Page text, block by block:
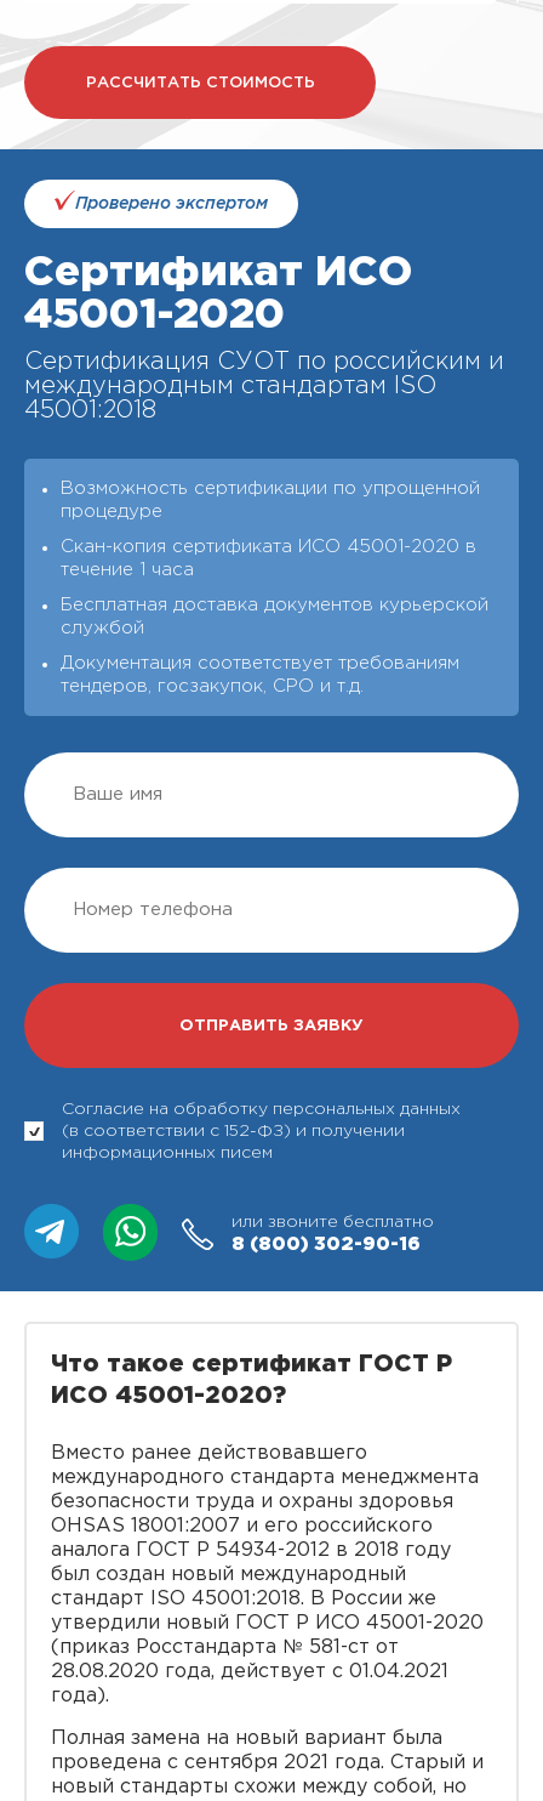
РАССЧИТАТЬ СТОИМОСТЬ
Проверено экспертом
Сертификат ИСО
45001-2020
Сертификация СУОТ по российским и
международным стандартам ISO
45001:2018
Возможность сертификации по упрощенной
процедуре
Скан-копия сертификата ИСО 45001-2020 в
течение 1 часа
Бесплатная доставка документов курьерской
службой
Документация соответствует требованиям
тендеров, госзакупок, СРО и т.д.
Согласие на обработку персональных данных
(в соответствии с 152-ФЗ) и получении
информационных писем
или звоните бесплатно
8 (800) 302-90-16
Что такое сертификат ГОСТ Р
ИСО 45001-2020?
Вместо ранее действовавшего
международного стандарта менеджмента
безопасности труда и охраны здоровья
OHSAS 18001:2007 и его российского
аналога ГОСТ Р 54934-2012 в 2018 году
был создан новый международный
стандарт ISO 45001:2018. В России же
утвердили новый ГОСТ Р ИСО 45001-2020
(приказ Росстандарта № 581-ст от
28.08.2020 года, действует с 01.04.2021
года).
Полная замена на новый вариант была
проведена с сентября 2021 года. Старый и
новый стандарты схожи между собой, но